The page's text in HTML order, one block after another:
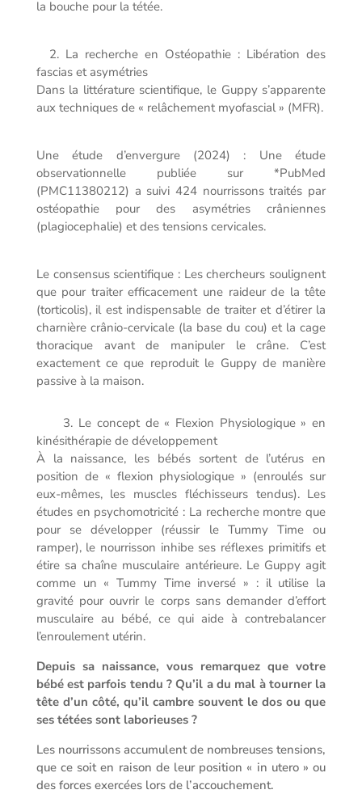
la bouche pour la tétée.
2. La recherche en Ostéopathie : Libération des
fascias et asymétries
Dans la littérature scientifique, le Guppy s’apparente
aux techniques de « relâchement myofascial » (MFR).
Une étude d’envergure (2024) : Une étude
observationnelle publiée sur *PubMed
(PMC11380212) a suivi 424 nourrissons traités par
ostéopathie pour des asymétries crâniennes
(plagiocephalie) et des tensions cervicales.
Le consensus scientifique : Les chercheurs soulignent
que pour traiter efficacement une raideur de la tête
(torticolis), il est indispensable de traiter et d’étirer la
charnière crânio-cervicale (la base du cou) et la cage
thoracique avant de manipuler le crâne. C’est
exactement ce que reproduit le Guppy de manière
passive à la maison.
3. Le concept de « Flexion Physiologique » en
kinésithérapie de développement
À la naissance, les bébés sortent de l’utérus en
position de « flexion physiologique » (enroulés sur
eux-mêmes, les muscles fléchisseurs tendus). Les
études en psychomotricité : La recherche montre que
pour se développer (réussir le Tummy Time ou
ramper), le nourrisson inhibe ses réflexes primitifs et
étire sa chaîne musculaire antérieure. Le Guppy agit
comme un « Tummy Time inversé » : il utilise la
gravité pour ouvrir le corps sans demander d’effort
musculaire au bébé, ce qui aide à contrebalancer
l’enroulement utérin.
Depuis sa naissance, vous remarquez que votre
bébé est parfois tendu ? Qu’il a du mal à tourner la
tête d’un côté, qu’il cambre souvent le dos ou que
ses tétées sont laborieuses ?
Les nourrissons accumulent de nombreuses tensions,
que ce soit en raison de leur position « in utero » ou
des forces exercées lors de l’accouchement.